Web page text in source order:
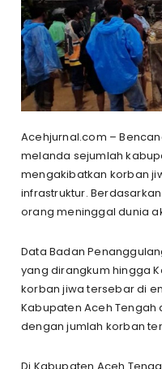
Acehjurnal.com –
melanda sejumlah
mengakibatkan korban
infrastruktur.
orang meninggal dunia
Data Badan
yang dirangkum hingga
korban jiwa tersebar di
Kabupaten Aceh
dengan jumlah korban